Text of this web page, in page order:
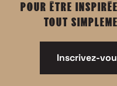
POUR ÊTRE
TOUT
Inscrivez-